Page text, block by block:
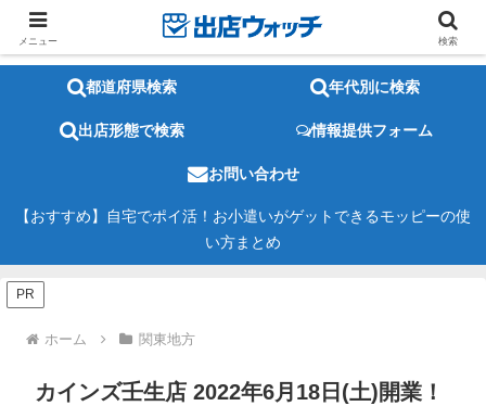
都道府県検索 年代別に検索
出店形態で検索 情報提供フォーム
お問い合わせ
【おすすめ】自宅でポイ活！お小遣いがゲットできるモッピーの使
い方まとめ
PR
ホーム 関東地方
カインズ壬生店 2022年6月18日(土)開業！
メニュー 検索